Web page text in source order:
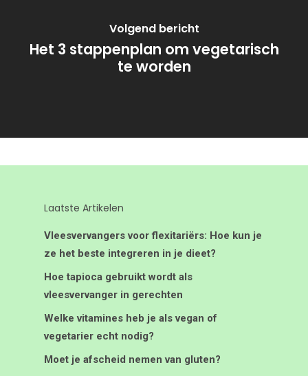
Volgend bericht
Het 3 stappenplan om vegetarisch
te worden
Laatste Artikelen
Vleesvervangers voor flexitariërs: Hoe kun je
ze het beste integreren in je dieet?
Hoe tapioca gebruikt wordt als
vleesvervanger in gerechten
Welke vitamines heb je als vegan of
vegetarier echt nodig?
Moet je afscheid nemen van gluten?